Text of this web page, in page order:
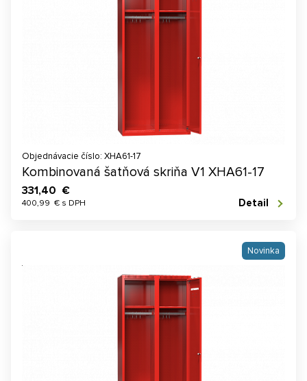
Objednávacie číslo: XHA61-17
Kombinovaná šatňová skriňa V1 XHA61-17
331,40 €
400,99 € s DPH Detail
Novinka